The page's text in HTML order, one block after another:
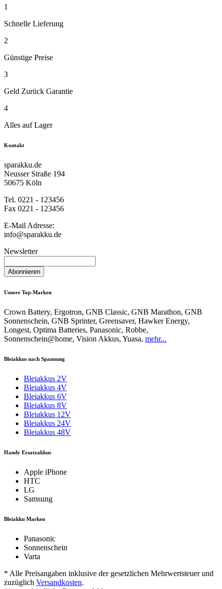
1
Schnelle Lieferung
2
Günstige Preise
3
Geld Zurück Garantie
4
Alles auf Lager
Kontakt
sparakku.de
Neusser Straße 194
50675 Köln
Tel. 0221 - 123456
Fax 0221 - 123456
E-Mail Adresse:
info@sparakku.de
Newsletter
Abonnieren
Unsere Top-Marken
Crown Battery, Ergotron, GNB Classic, GNB Marathon, GNB
Sonnenschein, GNB Sprinter, Greensaver, Hawker Energy,
Longest, Optima Batteries, Panasonic, Robbe,
Sonnenschein@home, Vision Akkus, Yuasa, mehr...
Bleiakkus nach Spannung
Bleiakkus 2V
Bleiakkus 4V
Bleiakkus 6V
Bleiakkus 8V
Bleiakkus 12V
Bleiakkus 24V
Bleiakkus 48V
Handy Ersatzakkus
Apple iPhone
HTC
LG
Samsung
Bleiakku Marken
Panasonic
Sonnenschein
Varta
* Alle Preisangaben inklusive der gesetzlichen Mehrwertsteuer und
zuzüglich Versandkosten.